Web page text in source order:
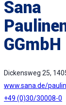
Sana
GGmbH
Dickensweg 25,
www.sana.de/
+49 (0)30/30008-0